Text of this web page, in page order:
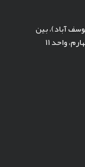
آباد)، بین